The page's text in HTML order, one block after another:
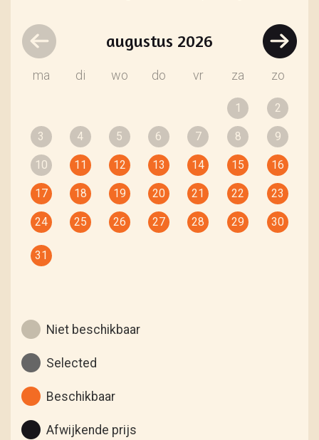
augustus 2026
ma di wo do vr za zo
1 2
3 4 5 6 7 8 9
10 11 12 13 14 15 16
17 18 19 20 21 22 23
24 25 26 27 28 29 30
31
Niet beschikbaar
Selected
Beschikbaar
Afwijkende prijs